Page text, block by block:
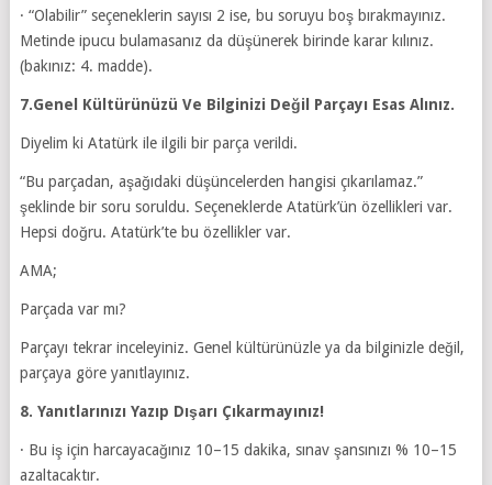
· “Olabilir” seçeneklerin sayısı 2 ise, bu soruyu boş bırakmayınız.
Metinde ipucu bulamasanız da düşünerek birinde karar kılınız.
(bakınız: 4. madde).
7.Genel Kültürünüzü Ve Bilginizi Değil Parçayı Esas Alınız.
Diyelim ki Atatürk ile ilgili bir parça verildi.
“Bu parçadan, aşağıdaki düşüncelerden hangisi çıkarılamaz.”
şeklinde bir soru soruldu. Seçeneklerde Atatürk’ün özellikleri var.
Hepsi doğru. Atatürk’te bu özellikler var.
AMA;
Parçada var mı?
Parçayı tekrar inceleyiniz. Genel kültürünüzle ya da bilginizle değil,
parçaya göre yanıtlayınız.
8. Yanıtlarınızı Yazıp Dışarı Çıkarmayınız!
· Bu iş için harcayacağınız 10–15 dakika, sınav şansınızı % 10–15
azaltacaktır.